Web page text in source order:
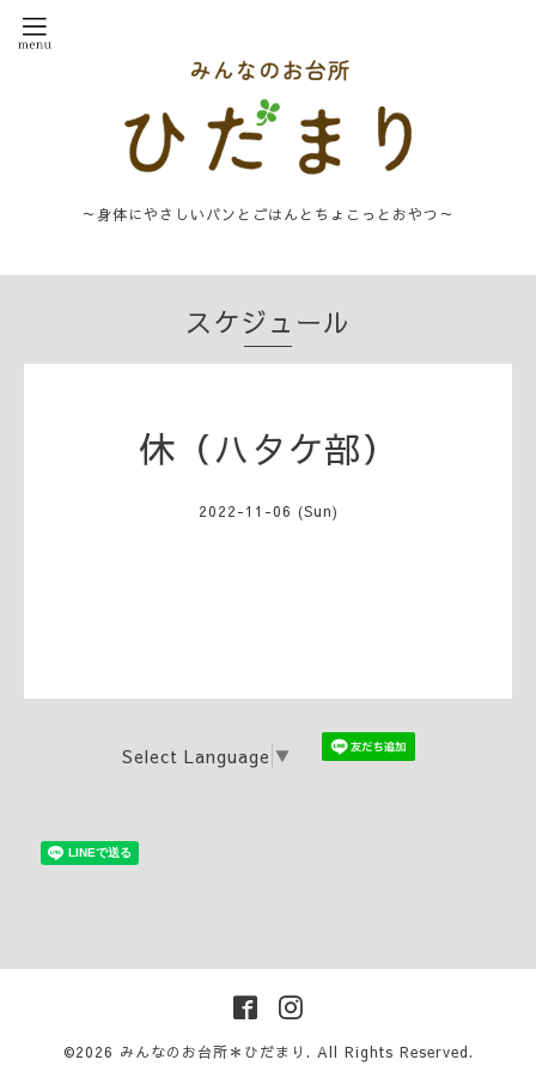
～身体にやさしいパンとごはんとちょこっとおやつ～
スケジュール
休（ハタケ部）
2022-11-06 (Sun)
Select Language ▼
©2026 みんなのお台所＊ひだまり . All Rights Reserved.